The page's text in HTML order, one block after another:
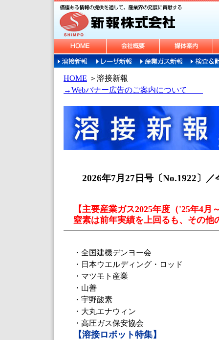
HOME ＞ 溶接新報
→Webバナー広告のご案内について
2026年7月27日号〔No.1922〕／
【主要産業ガス2025年度（'25年4
窒素は前年実績を上回るも、その他
・全国建機デンヨー会
・日本ウエルディング・ロッド
・マツモト産業
・山善
・宇野酸素
・大丸エナウィン
・高圧ガス保安協会
【溶接ロボット特集】